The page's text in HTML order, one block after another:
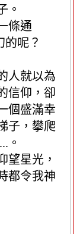
。
條通
的呢？
人就以為
信仰，卻
個盛滿幸
子，攀爬
。
望星光，
都令我神